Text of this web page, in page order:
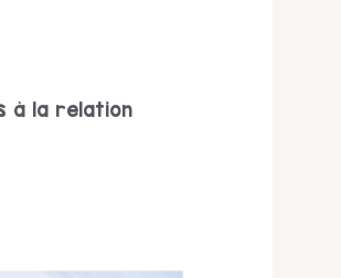
à la relation